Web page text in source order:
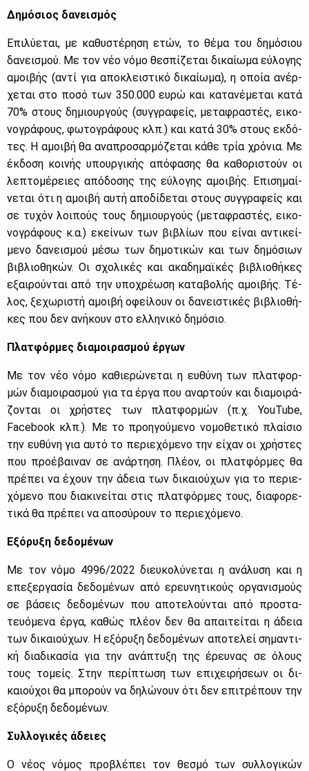
Δη­μό­σιος δα­νει­σμός
Επι­λύ­ε­ται, με κα­θυ­στέ­ρη­ση ετών, το θέ­μα του δη­μό­σιου
δα­νει­σμού. Με τον νέο νό­μο θε­σπί­ζε­ται δι­καί­ω­μα εύ­λο­γης
αμοι­βής (αντί για απο­κλει­στι­κό δι­καί­ω­μα), η οποία ανέρ­
χε­ται στο πο­σό των 350.000 ευ­ρώ και κα­τα­νέ­με­ται κα­τά
70% στους δη­μιουρ­γούς (συγ­γρα­φείς, με­τα­φρα­στές, ει­κο­
νο­γρά­φους, φω­το­γρά­φους κλπ.) και κα­τά 30% στους εκ­δό­
τες. Η αμοι­βή θα ανα­προ­σαρ­μό­ζε­ται κά­θε τρία χρό­νια. Με
έκ­δο­ση κοι­νής υπουρ­γι­κής από­φα­σης θα κα­θο­ρι­στούν οι
λε­πτο­μέ­ρειες από­δο­σης της εύ­λο­γης αμοι­βής. Επι­ση­μαί­
νε­ται ότι η αμοι­βή αυ­τή απο­δί­δε­ται στους συγ­γρα­φείς και
σε τυ­χόν λοι­πούς τους δη­μιουρ­γούς (με­τα­φρα­στές, ει­κο­
νο­γρά­φους κ.α.) εκεί­νων των βι­βλί­ων που εί­ναι αντι­κεί­
με­νο δα­νει­σμού μέ­σω των δη­μο­τι­κών και των δη­μό­σιων
βι­βλιο­θη­κών. Οι σχο­λι­κές και ακα­δη­μαϊ­κές βι­βλιο­θή­κες
εξαι­ρού­νται από την υπο­χρέ­ω­ση κα­τα­βο­λής αμοι­βής. Τέ­
λος, ξε­χω­ρι­στή αμοι­βή οφεί­λουν οι δα­νει­στι­κές βι­βλιο­θή­
κες που δεν ανή­κουν στο ελ­λη­νι­κό δη­μό­σιο.
Πλατ­φόρ­μες δια­μοι­ρα­σμού έρ­γων
Με τον νέο νό­μο κα­θιε­ρώ­νε­ται η ευ­θύ­νη των πλατ­φορ­
μών δια­μοι­ρα­σμού για τα έρ­γα που αναρ­τούν και δια­μοι­ρά­
ζο­νται οι χρή­στες των πλατ­φορ­μών (π.χ. YouTube,
Facebook κλπ.). Με το προη­γού­με­νο νο­μο­θε­τι­κό πλαί­σιο
την ευ­θύ­νη για αυ­τό το πε­ριε­χό­με­νο την εί­χαν οι χρή­στες
που προ­έ­βαι­ναν σε ανάρ­τη­ση. Πλέ­ον, οι πλατ­φόρ­μες θα
πρέ­πει να έχουν την άδεια των δι­καιού­χων για το πε­ριε­
χό­με­νο που δια­κι­νεί­ται στις πλατ­φόρ­μες τους, δια­φο­ρε­
τι­κά θα πρέ­πει να απο­σύ­ρουν το πε­ριε­χό­με­νο.
Εξό­ρυ­ξη δε­δο­μέ­νων
Με τον νό­μο 4996/2022 διευ­κο­λύ­νε­ται η ανά­λυ­ση και η
επε­ξερ­γα­σία δε­δο­μέ­νων από ερευ­νη­τι­κούς ορ­γα­νι­σμούς
σε βά­σεις δε­δο­μέ­νων που απο­τε­λού­νται από προ­στα­
τευό­με­να έρ­γα, κα­θώς πλέ­ον δεν θα απαι­τεί­ται η άδεια
των δι­καιού­χων. Η εξό­ρυ­ξη δε­δο­μέ­νων απο­τε­λεί ση­μα­ντι­
κή δια­δι­κα­σία για την ανά­πτυ­ξη της έρευ­νας σε όλους
τους το­μείς. Στην πε­ρί­πτω­ση των επι­χει­ρή­σε­ων οι δι­
καιού­χοι θα μπο­ρούν να δη­λώ­νουν ότι δεν επι­τρέ­πουν την
εξό­ρυ­ξη δε­δο­μέ­νων.
Συλ­λο­γι­κές άδειες
Ο νέ­ος νό­μος προ­βλέ­πει τον θε­σμό των συλ­λο­γι­κών